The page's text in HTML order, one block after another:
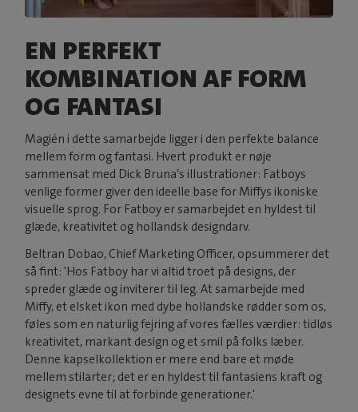
EN PERFEKT
KOMBINATION AF FORM
OG FANTASI
Magién i dette samarbejde ligger i den perfekte balance
mellem form og fantasi. Hvert produkt er nøje
sammensat med Dick Bruna’s illustrationer: Fatboys
venlige former giver den ideelle base for Miffys ikoniske
visuelle sprog. For Fatboy er samarbejdet en hyldest til
glæde, kreativitet og hollandsk designdarv.
Beltran Dobao, Chief Marketing Officer, opsummerer det
så fint: 'Hos Fatboy har vi altid troet på designs, der
spreder glæde og inviterer til leg. At samarbejde med
Miffy, et elsket ikon med dybe hollandske rødder som os,
føles som en naturlig fejring af vores fælles værdier: tidløs
kreativitet, markant design og et smil på folks læber.
Denne kapselkollektion er mere end bare et møde
mellem stilarter; det er en hyldest til fantasiens kraft og
designets evne til at forbinde generationer.'